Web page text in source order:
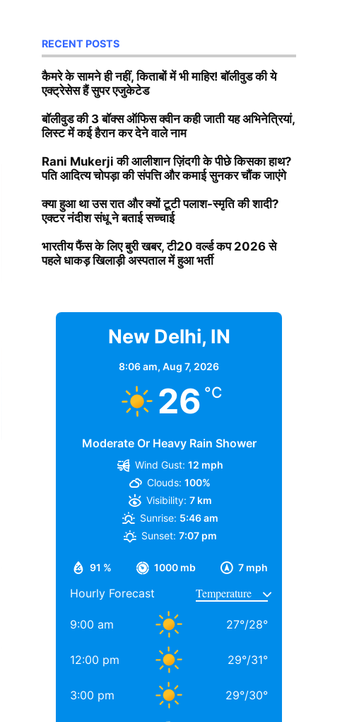
RECENT POSTS
कैमरे के सामने ही नहीं, किताबों में भी माहिर! बॉलीवुड की ये
एक्ट्रेसेस हैं सुपर एजुकेटेड
बॉलीवुड की 3 बॉक्स ऑफिस क्वीन कही जाती यह अभिनेत्रियां,
लिस्ट में कई हैरान कर देने वाले नाम
Rani Mukerji की आलीशान ज़िंदगी के पीछे किसका हाथ?
पति आदित्य चोपड़ा की संपत्ति और कमाई सुनकर चौंक जाएंगे
क्या हुआ था उस रात और क्यों टूटी पलाश-स्मृति की शादी?
एक्टर नंदीश संधू ने बताई सच्चाई
भारतीय फैंस के लिए बुरी खबर, टी20 वर्ल्ड कप 2026 से
पहले धाकड़ खिलाड़ी अस्पताल में हुआ भर्ती
New Delhi, IN
8:06 am, Aug 7, 2026
26 °C
Moderate Or Heavy Rain Shower
91 % 1000 mb 7 mph
Wind Gust: 12 mph
Clouds: 100%
Visibility: 7 km
Sunrise: 5:46 am
Sunset: 7:07 pm
Hourly Forecast
9:00 am 27°/28°
12:00 pm 29°/31°
3:00 pm 29°/30°